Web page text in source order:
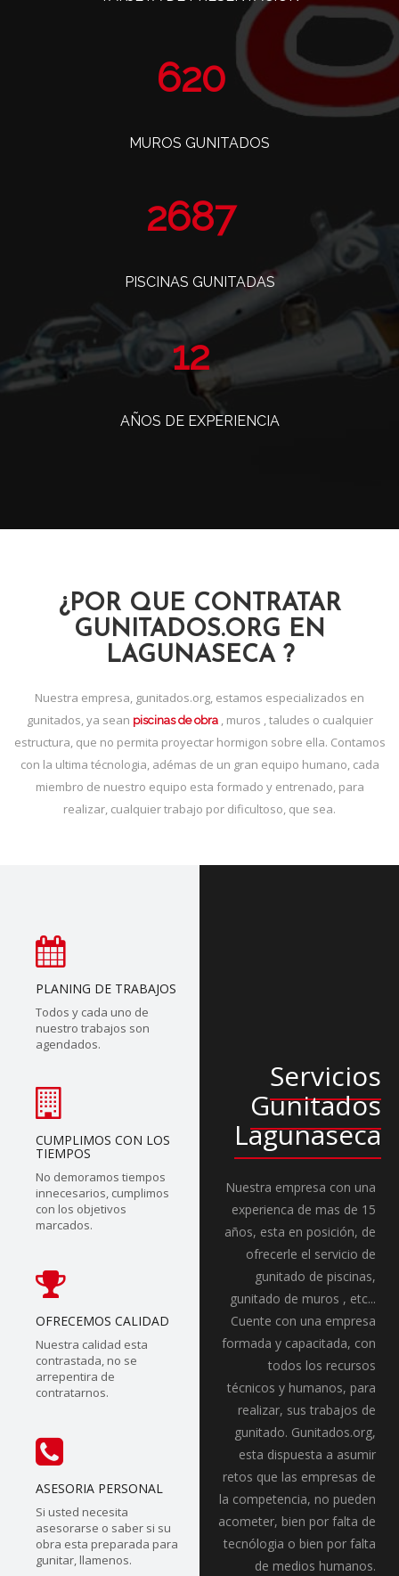
757
MUROS GUNITADOS
3284
PISCINAS GUNITADAS
14
AÑOS DE EXPERIENCIA
¿POR QUE CONTRATAR
GUNITADOS.ORG EN
LAGUNASECA ?
Nuestra empresa, gunitados.org, estamos especializados en
gunitados, ya sean piscinas de obra, muros , taludes o cualquier
estructura, que no permita proyectar hormigon sobre ella. Contamos
con la ultima técnologia, adémas de un gran equipo humano, cada
miembro de nuestro equipo esta formado y entrenado, para
realizar, cualquier trabajo por dificultoso, que sea.
PLANING DE TRABAJOS
Todos y cada uno de
nuestro trabajos son
agendados.
CUMPLIMOS CON LOS
TIEMPOS
No demoramos tiempos
innecesarios, cumplimos
con los objetivos
marcados.
OFRECEMOS CALIDAD
Nuestra calidad esta
contrastada, no se
arrepentira de
contratarnos.
ASESORIA PERSONAL
Si usted necesita
asesorarse o saber si su
obra esta preparada para
gunitar, llamenos.
Servicios
Gunitados
Lagunaseca
Nuestra empresa con una
experienca de mas de 15
años, esta en posición, de
ofrecerle el servicio de
gunitado de piscinas,
gunitado de muros , etc...
Cuente con una empresa
formada y capacitada, con
todos los recursos
técnicos y humanos, para
realizar, sus trabajos de
gunitado. Gunitados.org,
esta dispuesta a asumir
retos que las empresas de
la competencia, no pueden
acometer, bien por falta de
tecnólogia o bien por falta
de medios humanos.